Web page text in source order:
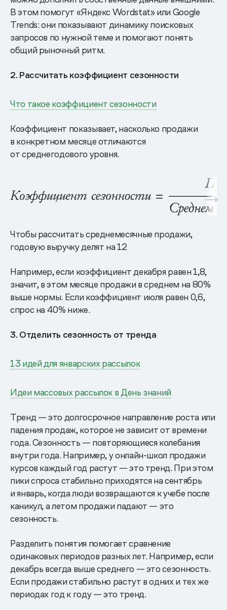
В этом помогут «Яндекс Wordstat» или Google
Trends: они показывают динамику поисковых
запросов по нужной теме и помогают понять
общий рыночный ритм.
2. Рассчитать коэффициент сезонности
Что такое коэффициент сезонности
Коэффициент показывает, насколько продажи
в конкретном месяце отличаются
от среднегодового уровня.
Чтобы рассчитать среднемесячные продажи,
годовую выручку делят на 12
Например, если коэффициент декабря равен 1,8,
значит, в этом месяце продажи в среднем на 80%
выше нормы. Если коэффициент июля равен 0,6,
спрос на 40% ниже.
3. Отделить сезонность от тренда
13 идей для январских рассылок
Идеи массовых рассылок в День знаний
Тренд — это долгосрочное направление роста или
падения продаж, которое не зависит от времени
года. Сезонность — повторяющиеся колебания
внутри года. Например, у онлайн-школ продажи
курсов каждый год растут — это тренд. При этом
пики спроса стабильно приходятся на сентябрь
и январь, когда люди возвращаются к учебе после
каникул, а летом продажи падают — это
сезонность.
Разделить понятия помогает сравнение
одинаковых периодов разных лет. Например, если
декабрь всегда выше среднего — это сезонность.
Если продажи стабильно растут в одних и тех же
периодах год к году — это тренд.